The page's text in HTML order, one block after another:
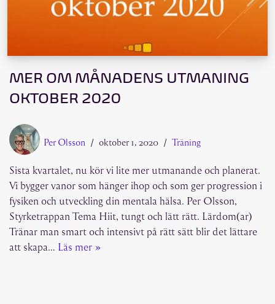
MER OM MÅNADENS UTMANING
OKTOBER 2020
Per Olsson oktober 1, 2020 Träning
Sista kvartalet, nu kör vi lite mer utmanande och planerat.
Vi bygger vanor som hänger ihop och som ger progression i
fysiken och utveckling din mentala hälsa. Per Olsson,
Styrketrappan Tema Hiit, tungt och lätt rätt. Lärdom(ar)
Tränar man smart och intensivt på rätt sätt blir det lättare
att skapa… Läs mer »